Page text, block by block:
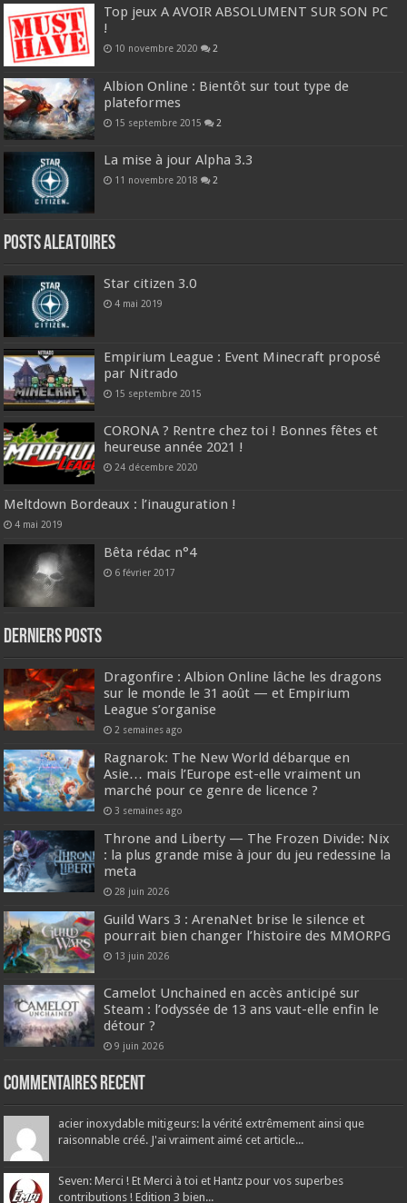
Top jeux A AVOIR ABSOLUMENT SUR SON PC
!
10 novembre 2020 2
Albion Online : Bientôt sur tout type de
plateformes
15 septembre 2015 2
La mise à jour Alpha 3.3
11 novembre 2018 2
Posts ALEATOIRES
Star citizen 3.0
4 mai 2019
Empirium League : Event Minecraft proposé
par Nitrado
15 septembre 2015
CORONA ? Rentre chez toi ! Bonnes fêtes et
heureuse année 2021 !
24 décembre 2020
Meltdown Bordeaux : l’inauguration !
4 mai 2019
Bêta rédac n°4
6 février 2017
DERNIERS Posts
Dragonfire : Albion Online lâche les dragons
sur le monde le 31 août — et Empirium
League s’organise
2 semaines ago
Ragnarok: The New World débarque en
Asie… mais l’Europe est-elle vraiment un
marché pour ce genre de licence ?
3 semaines ago
Throne and Liberty — The Frozen Divide: Nix
: la plus grande mise à jour du jeu redessine la
meta
28 juin 2026
Guild Wars 3 : ArenaNet brise le silence et
pourrait bien changer l’histoire des MMORPG
13 juin 2026
Camelot Unchained en accès anticipé sur
Steam : l’odyssée de 13 ans vaut-elle enfin le
détour ?
9 juin 2026
Commentaires recent
acier inoxydable mitigeurs: la vérité extrêmement ainsi que
raisonnable créé. J'ai vraiment aimé cet article...
Seven: Merci ! Et Merci à toi et Hantz pour vos superbes
contributions ! Edition 3 bien...